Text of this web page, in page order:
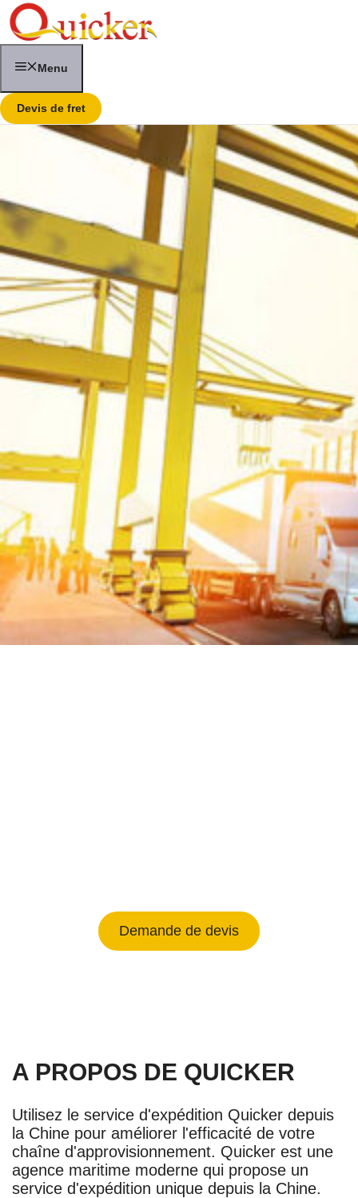
Skip
to
content
Menu
Devis de fret
Demande de devis
A PROPOS DE QUICKER
Utilisez le service d'expédition Quicker depuis
la Chine pour améliorer l'efficacité de votre
chaîne d'approvisionnement. Quicker est une
agence maritime moderne qui propose un
service d'expédition unique depuis la Chine.